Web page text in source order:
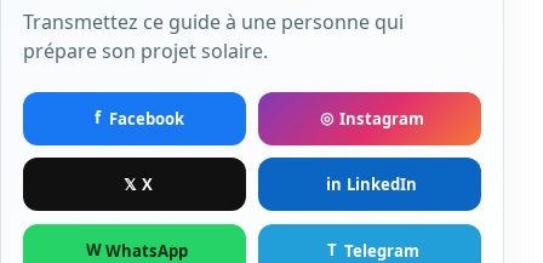
Transmettez ce guide à une personne qui
prépare son projet solaire.
f Facebook ◎ Instagram
𝕏 X in LinkedIn
WWhatsApp T Telegram